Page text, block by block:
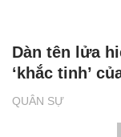
QUÂN SỰ
Dàn tên lửa
‘khắc tinh’